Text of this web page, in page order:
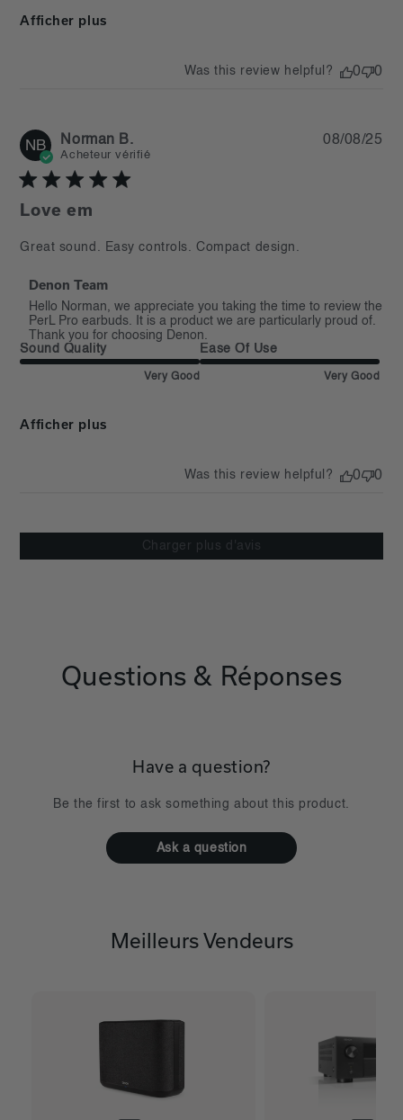
Afficher plus
Was this review helpful? 0 0
NB Norman B.
Acheteur vérifié
Love em
Great sound. Easy controls. Compact design.
read more about review content Great sound. Easy
Commentaires du propriétaire du magasin sur l'examen
par Denon Team le Mon Aug 11 2025
Denon Team
Hello Norman, we appreciate you taking the time to review the
PerL Pro earbuds. It is a product we are particularly proud of.
Thank you for choosing Denon.
Sound Quality
Very Good
Ease Of Use
Very Good
Afficher plus
08/08/25
Was this review helpful? 0 0
Charger plus d'avis
Questions & Réponses
Have a question?
Be the first to ask something about this product.
Ask a question
Meilleurs Vendeurs